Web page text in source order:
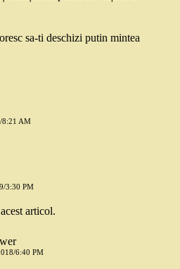
sa-ti deschizi putin mintea
8:21 AM
3:30 PM
articol.
6:40 PM